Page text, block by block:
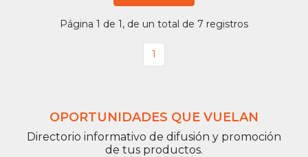
Página 1 de 1, de un total de 7 registros
1
OPORTUNIDADES QUE VUELAN
Directorio informativo de difusión y promoción
de tus productos.